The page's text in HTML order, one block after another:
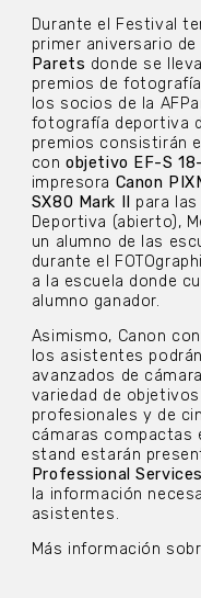
Durante el Festival
primer aniversario
Parets donde se
premios de
los socios de la
fotografía deportiva
premios consistirán
conobjetivo EF-S
impresora Canon
SX80 Mark II
para
Deportiva (abierto),
un alumno de las
durante el
a la escuela donde
alumno ganador.
Asimismo, Canon
los asistentes
avanzados de
variedad de
profesionales y de
cámaras compactas
stand estarán
Professional Services
la información
asistentes.
Más información